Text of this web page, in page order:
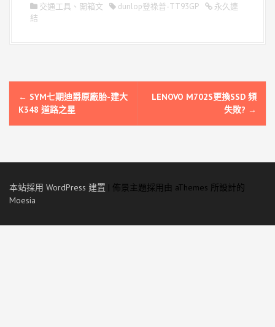
交通工具 、 開箱文 dunlop登祿普-TT93GP
永久連
結
文
章
覽
← SYM七期迪爵原廠胎-建大
K348 道路之星
LENOVO M702S更換SSD 頻
失敗? →
本站採用 WordPress 建置 | 佈景主題採用由 aThemes 所設計的
Moesia